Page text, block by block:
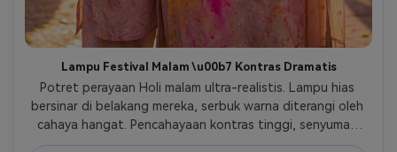
Lampu Festival Malam \u00b7 Kontras Dramatis
Potret perayaan Holi malam ultra-realistis. Lampu hias
bersinar di belakang mereka, serbuk warna diterangi oleh
cahaya hangat. Pencahayaan kontras tinggi, senyuman
emosional, tekstur kulit realistis, kedalaman sinematik, 4K